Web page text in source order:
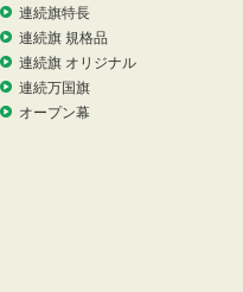
連続旗特長
連続旗 規格品
連続旗 オリジナル
連続万国旗
オープン幕